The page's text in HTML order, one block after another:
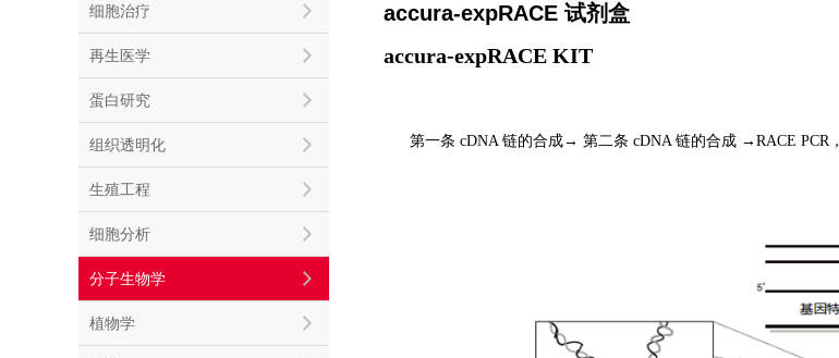
细胞治疗
再生医学
蛋白研究
组织透明化
生殖工程
细胞分析
分子生物学
植物学
accura-expRACE 试剂盒
accura-expRACE KIT
第一条 cDNA 链的合成→ 第二条 cDNA 链的合成 →RACE PCR，